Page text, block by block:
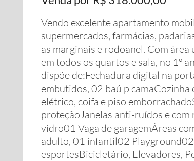
Vendo excelente apartamento
supermercados, farmácias,
as marginais e rodoanel. Com
em todos os quartos e sala, no 1º
dispõe de:Fechadura digital na
embutidos, 02 baú p
elétrico, coifa e piso
proteçãoJanelas anti-ruídos e
vidro01 Vaga de garagemÁreas
adulto, 01 infantil02
esportesBicicletário, Elevadores,